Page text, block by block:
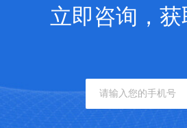
立即咨询，